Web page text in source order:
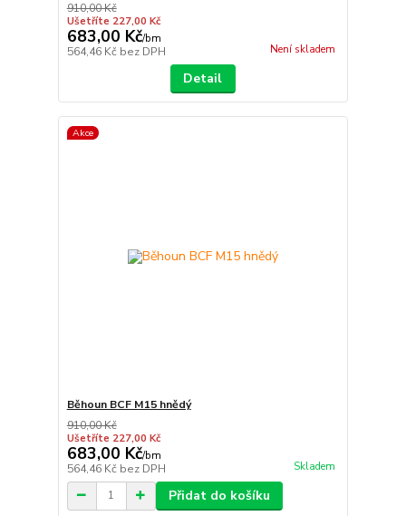
910,00 Kč
Ušetříte 227,00 Kč
683,00 Kč/bm
564,46 Kč bez DPH Není skladem
Detail
Akce
Běhoun BCF M15 hnědý
910,00 Kč
Ušetříte 227,00 Kč
683,00 Kč/bm
564,46 Kč bez DPH Skladem
Přidat do košíku